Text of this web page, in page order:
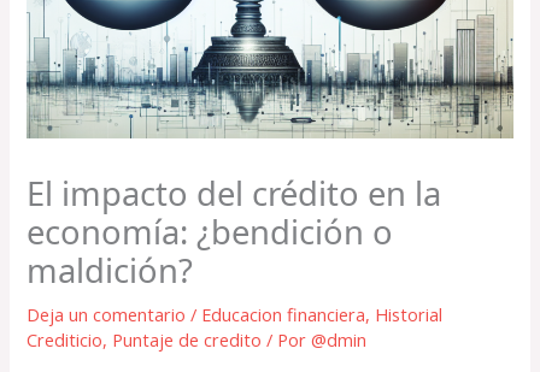
El impacto del crédito en la
economía: ¿bendición o
maldición?
Deja un comentario / Educacion financiera, Historial
Crediticio, Puntaje de credito / Por@dmin